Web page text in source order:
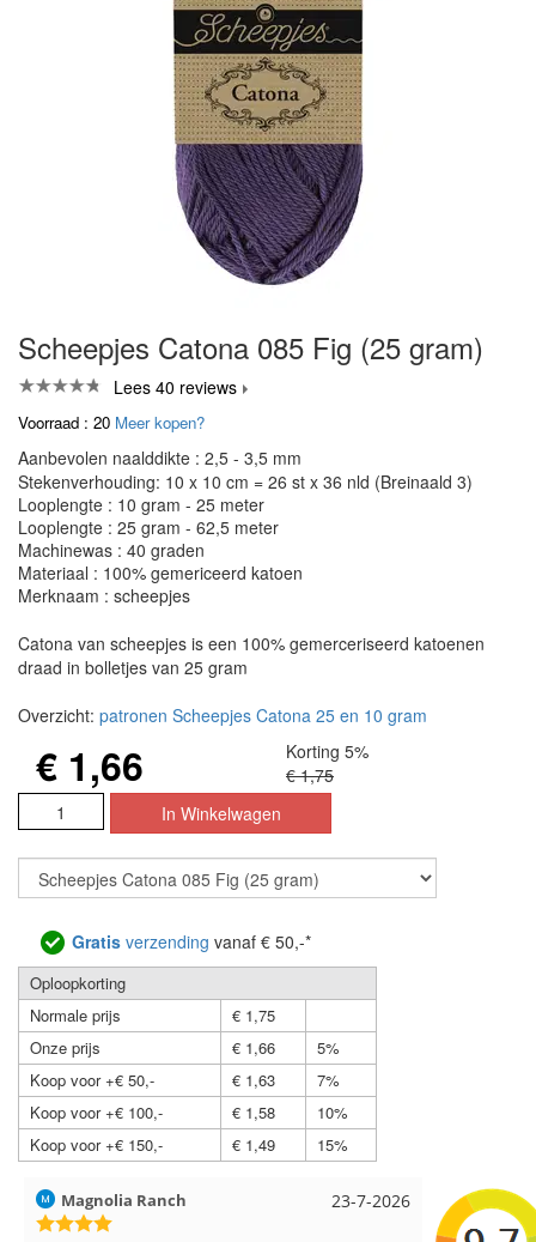
Scheepjes Catona 085 Fig (25 gram)
Lees 40 reviews
Voorraad : 20 Meer kopen?
Aanbevolen naalddikte : 2,5 - 3,5 mm
Stekenverhouding: 10 x 10 cm = 26 st x 36 nld (Breinaald 3)
Looplengte : 10 gram - 25 meter
Looplengte : 25 gram - 62,5 meter
Machinewas : 40 graden
Materiaal : 100% gemericeerd katoen
Merknaam : scheepjes
Catona van scheepjes is een 100% gemerceriseerd katoenen
draad in bolletjes van 25 gram
Overzicht: patronen Scheepjes Catona 25 en 10 gram
€ 1,66
Korting 5%
€ 1,75
Gratis verzending vanaf € 50,-*
Oploopkorting
Normale prijs
€ 1,75
Onze prijs
€ 1,66
5%
Koop voor +€ 50,-
€ 1,63
7%
Koop voor +€ 100,-
€ 1,58
10%
Koop voor +€ 150,-
€ 1,49 15%
17-7-2026
Hilde uit Loyers Loes uit